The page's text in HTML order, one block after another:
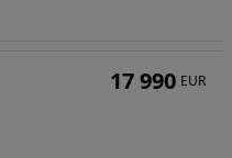
17 990 EUR